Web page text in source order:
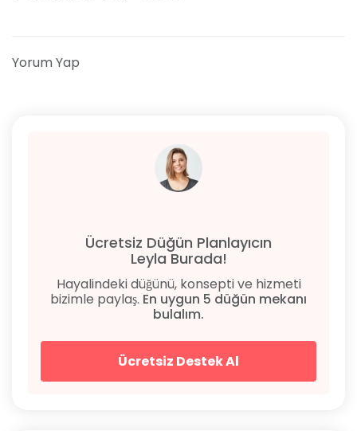
Yorum Yap
Ücretsiz Düğün Planlayıcın
Leyla Burada!
Hayalindeki düğünü, konsepti ve hizmeti
bizimle paylaş. En uygun 5 düğün mekanı
bulalım.
Ücretsiz Destek Al